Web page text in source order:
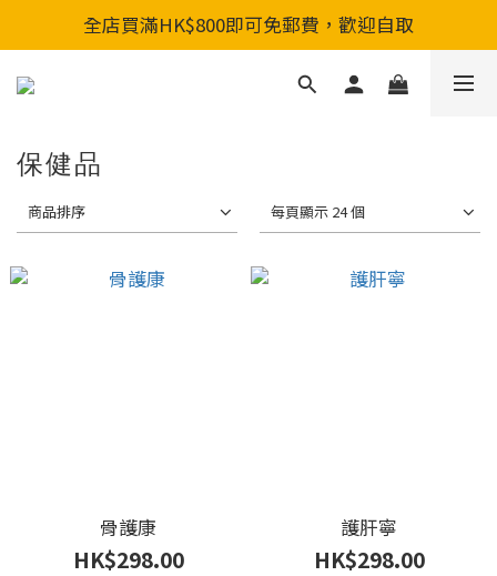
全店買滿HK$800即可免郵費，歡迎自取
全店買滿HK$800即可免郵費，歡迎自取
新會員入會享首單88折&購物金HKD200
保健品
商品排序 每頁顯示 24 個
骨護康
HK$298.00
護肝寧
HK$298.00